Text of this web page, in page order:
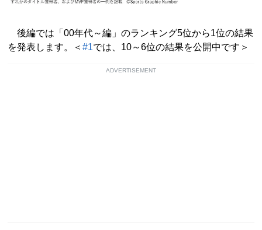
後編では「00年代～編」のランキング5位から1位の結果
を発表します。＜ #1では、10～6位の結果を公開中です＞
ADVERTISEMENT